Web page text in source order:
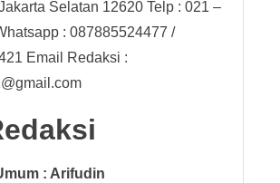
Selatan 12620 Telp : 021 –
: 087885524477 /
Email Redaksi :
: Arifudin